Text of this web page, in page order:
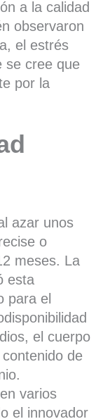
a la calidad
observaron
el estrés
se cree que
por la
azar unos
o
meses. La
esta
para el
el cuerpo
de
varios
el innovador